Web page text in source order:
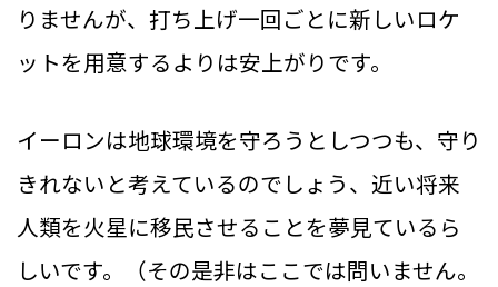
りませんが、打ち上げ一回ごとに新しいロケ
ットを用意するよりは安上がりです。
イーロンは地球環境を守ろうとしつつも、守り
きれないと考えているのでしょう、近い将来
人類を火星に移民させることを夢見ているら
しいです。（その是非はここでは問いません。